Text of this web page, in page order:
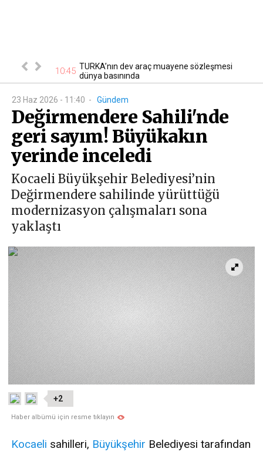
İzmit’te 10:45 TURKA’nın dev araç muayene sözleşmesi
dünya basınında
23 Haz 2026 - 11:40 - Gündem
Değirmendere Sahili'nde
geri sayım! Büyükakın
yerinde inceledi
Kocaeli Büyükşehir Belediyesi’nin
Değirmendere sahilinde yürüttüğü
modernizasyon çalışmaları sona
yaklaştı
+2
Haber albümü için resme tıklayın
Kocaeli sahilleri, Büyükşehir Belediyesi tarafından